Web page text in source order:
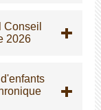
2026